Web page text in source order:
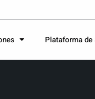
Plataforma de